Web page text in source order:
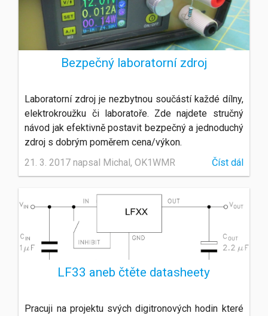
Bezpečný laboratorní zdroj
Laboratorní zdroj je nezbytnou součástí každé dílny,
elektrokroužku či laboratoře. Zde najdete stručný
návod jak efektivně postavit bezpečný a jednoduchý
zdroj s dobrým poměrem cena/výkon.
21. 3. 2017 napsal Michal, OK1WMR
Číst dál
LF33 aneb čtěte datasheety
Pracuji na projektu svých digitronových hodin které